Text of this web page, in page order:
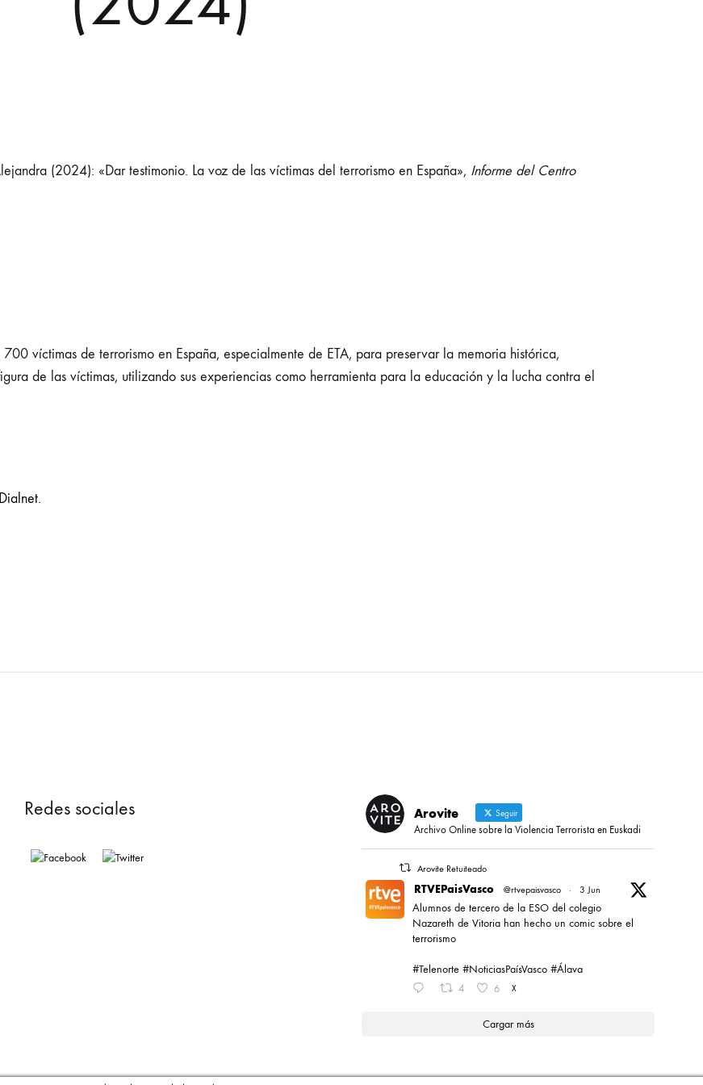
(2024): «Dar testimonio. La voz de las víctimas del terrorismo en España», Informe del Centro
víctimas de terrorismo en España, especialmente de ETA, para preservar la memoria histórica,
de las víctimas, utilizando sus experiencias como herramienta para la educación y la lucha contra el
Redes sociales Arovite Seguir
Archivo Online sobre la Violencia Terrorista en Euskadi
Arovite Retuiteado
RTVEPaisVasco @rtvepaisvasco · 3 Jun
Alumnos de tercero de la ESO del colegio
Nazareth de Vitoria han hecho un comic sobre el
terrorismo
#Telenorte #NoticiasPaísVasco #Álava
4 6 X
Cargar más